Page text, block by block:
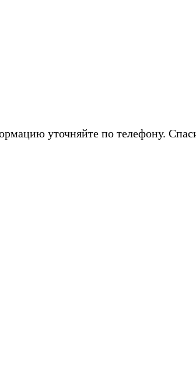
уточняйте по телефону.